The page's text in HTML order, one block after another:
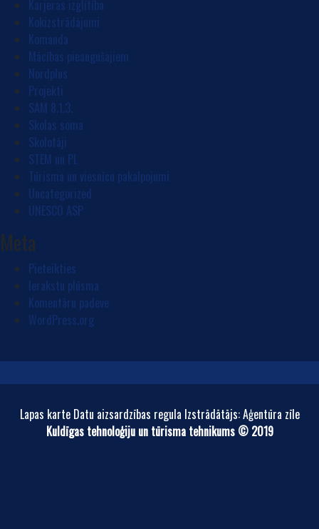
Karjeras izglītība
Kokizstrādājumi
Komanda
Mācības pieaugušajiem
Nordplus
Projekti
SAM 8.1.3.
Skolas soma
Skolotāji
STEM un PL
Tūrisma un viesnīcu pakalpojumi
Uncategorized
UNESCO ASP
Meta
Pieteikties
Ierakstu plūsma
Komentāru padeve
WordPress.org
Lapas karte Datu aizsardzības regula Izstrādātājs: Aģentūra zīle
Kuldīgas tehnoloģiju un tūrisma tehnikums © 2019